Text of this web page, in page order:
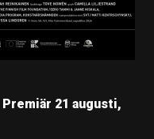
Premiär 21 augusti,